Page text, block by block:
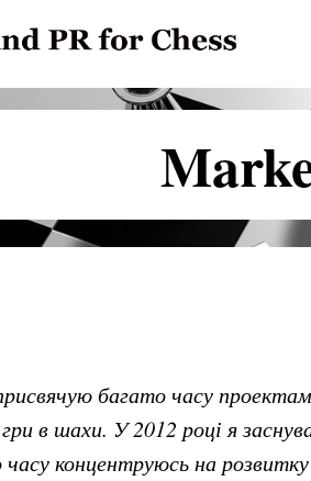
багато часу
в шахи. У 2012 році я
часу концентруюсь на